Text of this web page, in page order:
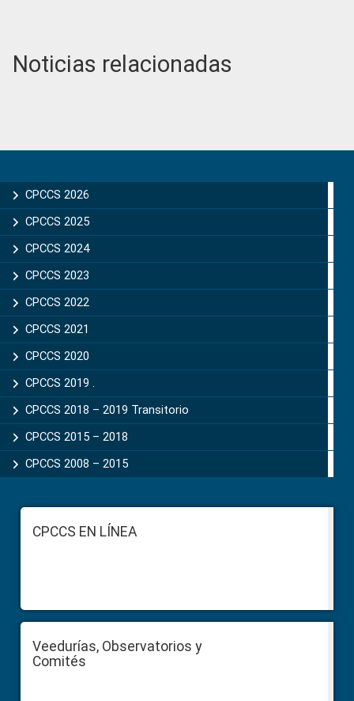
Noticias relacionadas
Sidebar
CPCCS 2026
CPCCS 2025
CPCCS 2024
CPCCS 2023
CPCCS 2022
CPCCS 2021
CPCCS 2020
CPCCS 2019 .
CPCCS 2018 – 2019 Transitorio
CPCCS 2015 – 2018
CPCCS 2008 – 2015
FooterCPCCS EN LÍNEA
Veedurías, Observatorios y
Comités